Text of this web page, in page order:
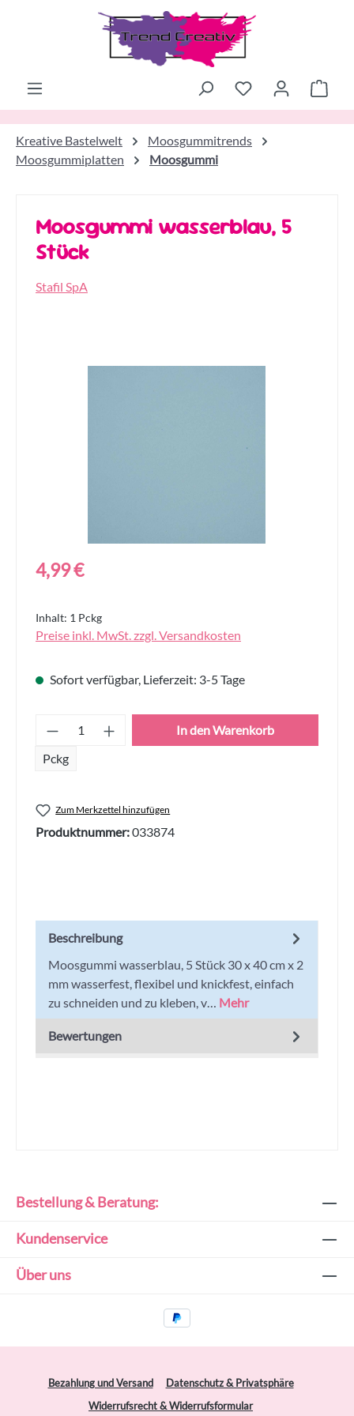
Zum Hauptinhalt springen
Kreative Bastelwelt
Moosgummitrends
Moosgummiplatten
Moosgummi
Moosgummi wasserblau, 5
Stück
Stafil SpA
Regulärer Preis:
4,99 €
Inhalt: 1 Pckg
Preise inkl. MwSt. zzgl. Versandkosten
Sofort verfügbar, Lieferzeit: 3-5 Tage
Produkt Anzahl: Gib den gewünschten
Pckg
In den Warenkorb
Zum Merkzettel hinzufügen
Produktnummer:033874
Beschreibung
Moosgummi wasserblau, 5 Stück 30 x 40 cm x 2
mm wasserfest, flexibel und knickfest, einfach
zu schneiden und zu kleben, v… Mehr
Bewertungen
Bestellung & Beratung:
Kundenservice
Über uns
Bezahlung und Versand
Datenschutz & Privatsphäre
Widerrufsrecht & Widerrufsformular